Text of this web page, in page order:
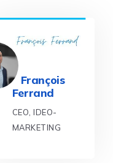
François
Ferrand
CEO, IDEO-
MARKETING